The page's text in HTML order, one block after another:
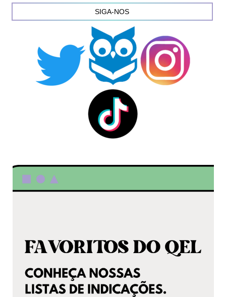
SIGA-NOS